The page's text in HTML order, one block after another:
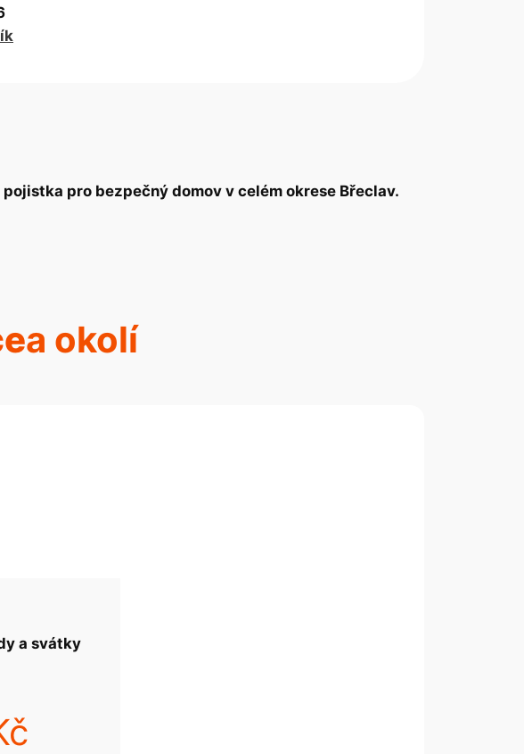
pro bezpečný domov v celém okrese Břeclav.
a okolí
a svátky